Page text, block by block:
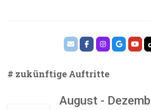
# zukünftige Auftritte
August -